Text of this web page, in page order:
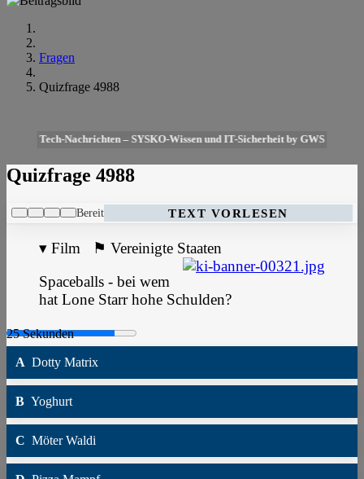
Fragen
Quizfrage 4988
Tech-Nachrichten – SYSKO-Wissen und IT-Sicherheit by GWS
Quizfrage 4988
Bereit TEXT VORLESEN
▾ Film ⚑ Vereinigte Staaten
Spaceballs - bei wem
hat Lone Starr hohe Schulden?
A Dotty Matrix
B Yoghurt
C Möter Waldi